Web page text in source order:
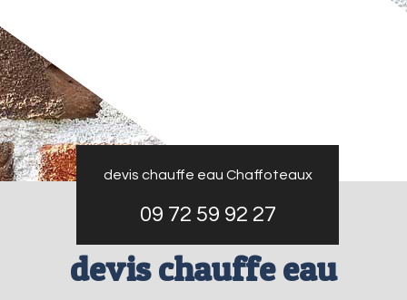
devis chauffe eau Chaffoteaux
09 72 59 92 27
devis chauffe eau